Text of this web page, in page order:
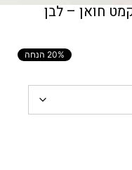
חואן – לבן
20% הנחה